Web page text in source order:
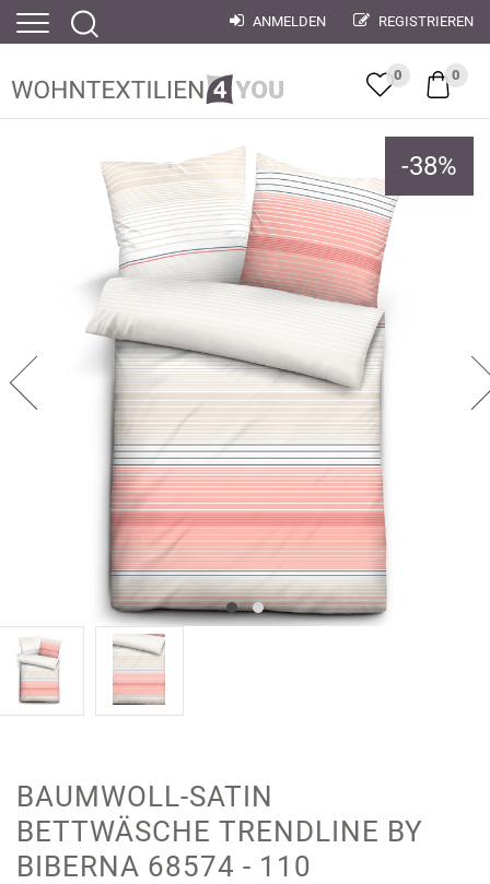
ANMELDEN REGISTRIEREN
0 0
-38%
BAUMWOLL-SATIN
BETTWÄSCHE TRENDLINE BY
BIBERNA 68574 - 110